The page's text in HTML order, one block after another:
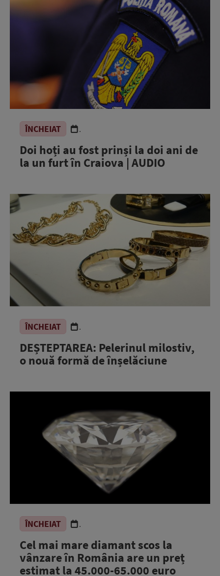
ÎNCHEIAT .
Doi hoți au fost prinși la doi ani de
la un furt în Craiova | AUDIO
ÎNCHEIAT .
DEȘTEPTAREA: Pelerinul milostiv,
o nouă formă de înșelăciune
ÎNCHEIAT .
Cel mai mare diamant scos la
vânzare în România are un preț
estimat la 45.000-65.000 euro